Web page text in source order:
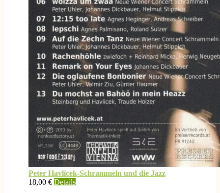
Peter Havlicek-Schrammeln und die Jazz
18,00 € Details